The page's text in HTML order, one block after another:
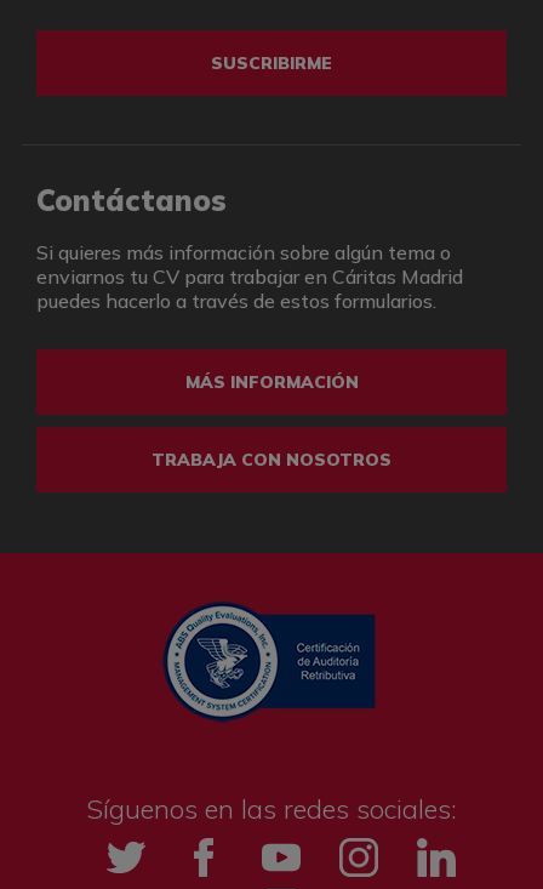
SUSCRIBIRME
Contáctanos
Si quieres más información sobre algún tema o
enviarnos tu CV para trabajar en Cáritas Madrid
puedes hacerlo a través de estos formularios.
MÁS INFORMACIÓN
TRABAJA CON NOSOTROS
Síguenos en las redes sociales:
Twitter FacebookYouTube InstagrammLinkedIn